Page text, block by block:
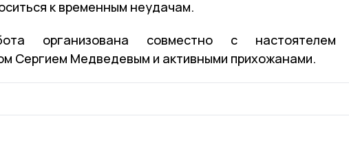
к временным неудачам.
организована совместно с настоятелем
Сергием Медведевым и активными прихожанами.